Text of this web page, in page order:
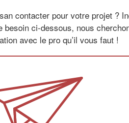
contacter pour votre projet ?
besoin ci-dessous, nous
avec le pro qu’il vous faut !